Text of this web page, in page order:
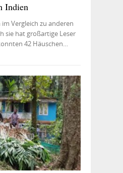
Indien
Vergleich zu anderen
sie hat großartige Leser
42 Häuschen…